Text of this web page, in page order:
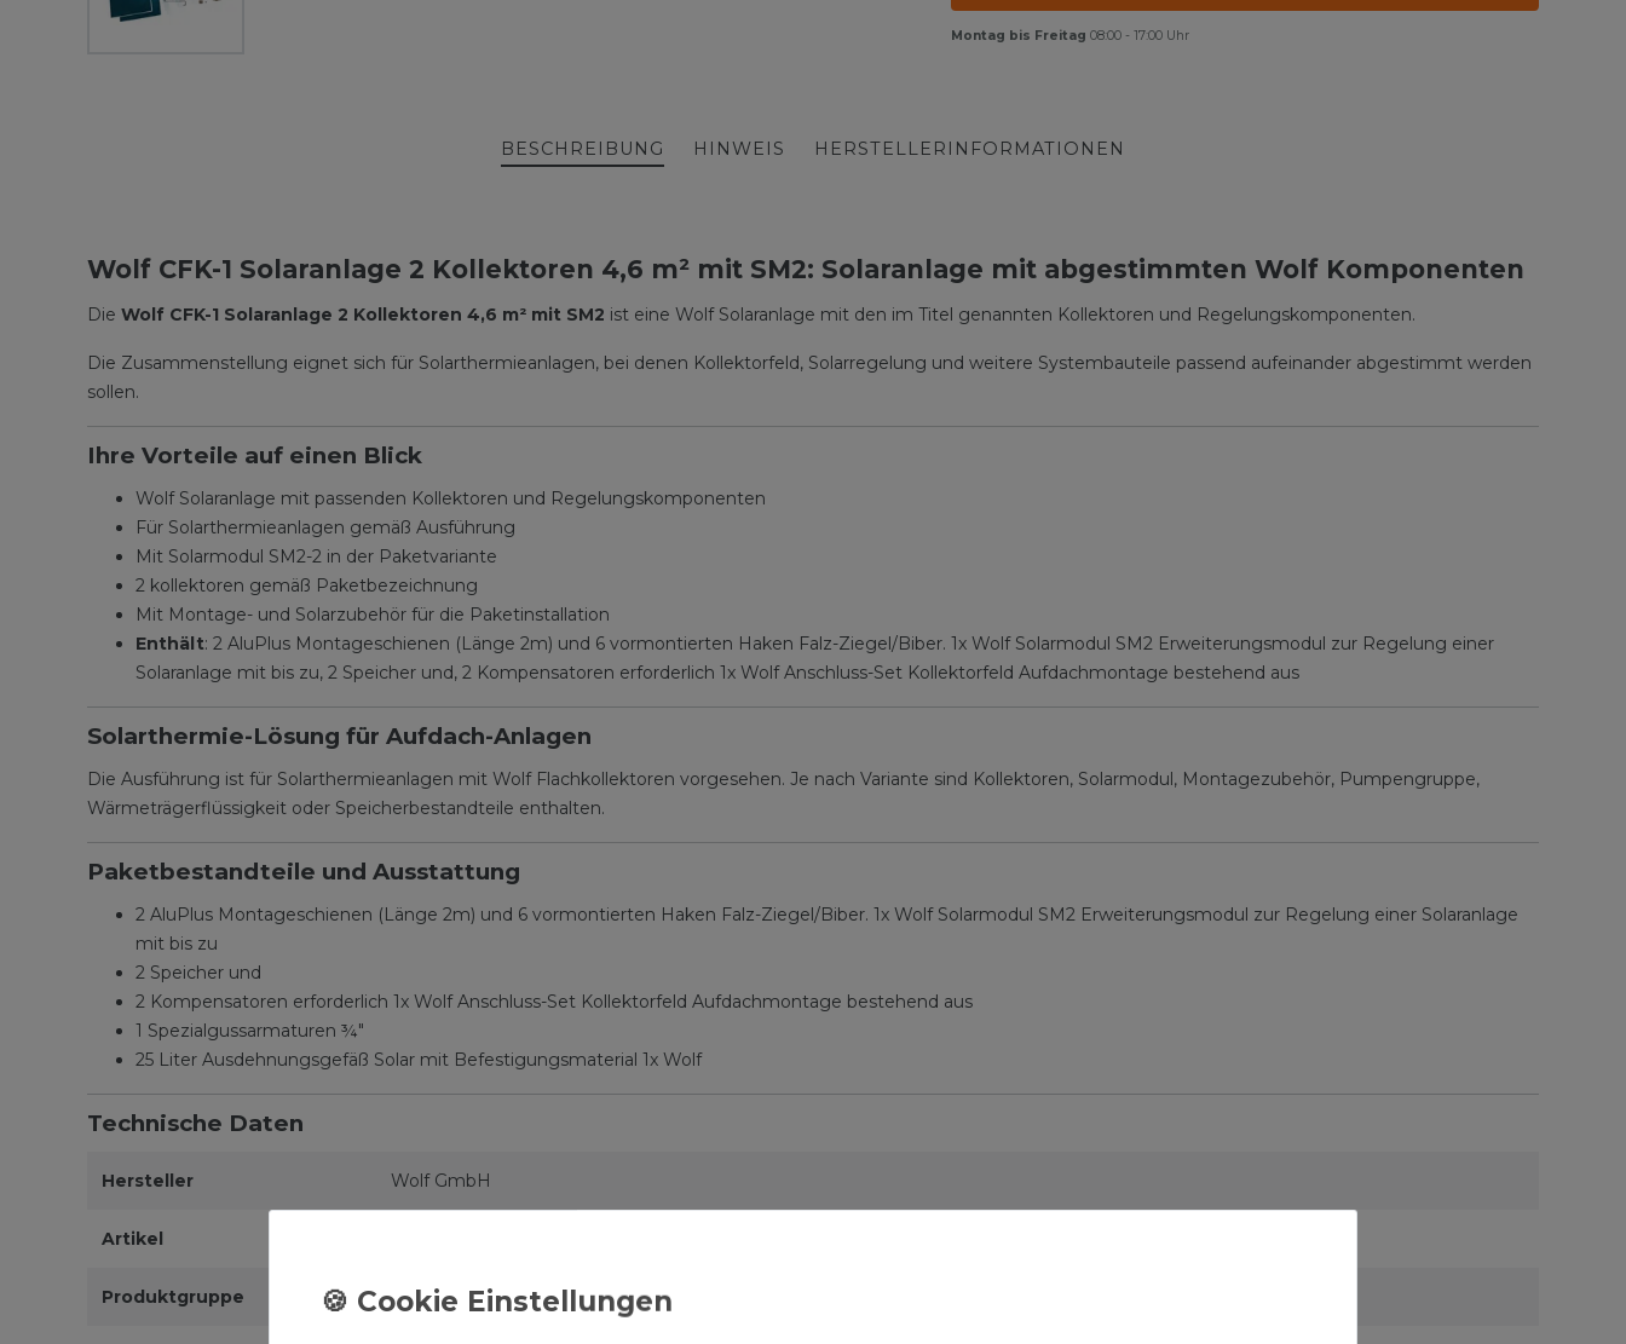
Montag bis Freitag 08:00 - 17:00 Uhr
BESCHREIBUNG HINWEIS HERSTELLERINFORMATIONEN
Wolf CFK-1 Solaranlage 2 Kollektoren 4,6 m² mit SM2: Solaranlage mit abgestimmten Wolf Komponenten
Die Wolf CFK-1 Solaranlage 2 Kollektoren 4,6 m² mit SM2 ist eine Wolf Solaranlage mit den im Titel genannten Kollektoren und Regelungskomponenten.
Die Zusammenstellung eignet sich für Solarthermieanlagen, bei denen Kollektorfeld, Solarregelung und weitere Systembauteile passend aufeinander abgestimmt werden
sollen.
Ihre Vorteile auf einen Blick
Wolf Solaranlage mit passenden Kollektoren und Regelungskomponenten
Für Solarthermieanlagen gemäß Ausführung
Mit Solarmodul SM2-2 in der Paketvariante
2 kollektoren gemäß Paketbezeichnung
Mit Montage- und Solarzubehör für die Paketinstallation
Enthält: 2 AluPlus Montageschienen (Länge 2m) und 6 vormontierten Haken Falz-Ziegel/Biber. 1x Wolf Solarmodul SM2 Erweiterungsmodul zur Regelung einer
Solaranlage mit bis zu, 2 Speicher und, 2 Kompensatoren erforderlich 1x Wolf Anschluss-Set Kollektorfeld Aufdachmontage bestehend aus
Solarthermie-Lösung für Aufdach-Anlagen
Die Ausführung ist für Solarthermieanlagen mit Wolf Flachkollektoren vorgesehen. Je nach Variante sind Kollektoren, Solarmodul, Montagezubehör, Pumpengruppe,
Wärmeträgerflüssigkeit oder Speicherbestandteile enthalten.
Paketbestandteile und Ausstattung
2 AluPlus Montageschienen (Länge 2m) und 6 vormontierten Haken Falz-Ziegel/Biber. 1x Wolf Solarmodul SM2 Erweiterungsmodul zur Regelung einer Solaranlage
mit bis zu
2 Speicher und
2 Kompensatoren erforderlich 1x Wolf Anschluss-Set Kollektorfeld Aufdachmontage bestehend aus
1 Spezialgussarmaturen ¾"
25 Liter Ausdehnungsgefäß Solar mit Befestigungsmaterial 1x Wolf
Technische Daten
Hersteller Wolf GmbH
Artikel
Produktgruppe Solarthermie-Paket